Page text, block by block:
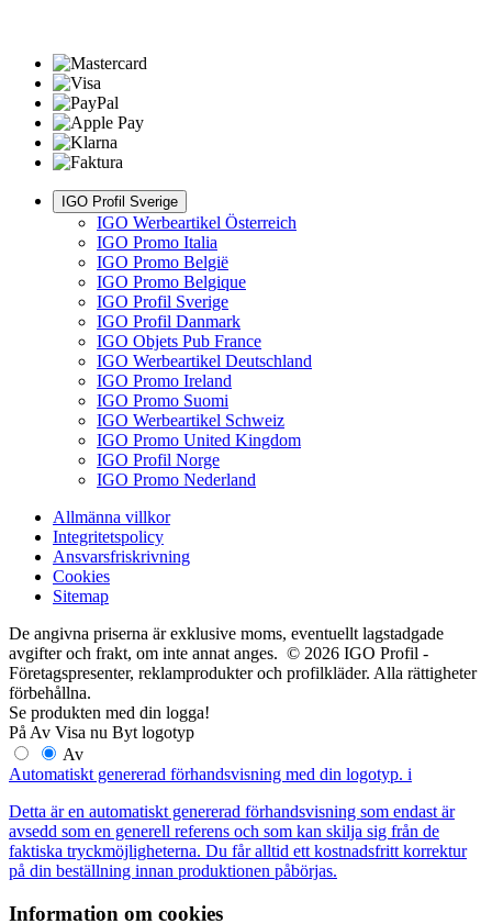
IGO Profil Sverige
IGO Werbeartikel Österreich
IGO Promo Italia
IGO Promo België
IGO Promo Belgique
IGO Profil Sverige
IGO Profil Danmark
IGO Objets Pub France
IGO Werbeartikel Deutschland
IGO Promo Ireland
IGO Promo Suomi
IGO Werbeartikel Schweiz
IGO Promo United Kingdom
IGO Profil Norge
IGO Promo Nederland
Allmänna villkor
Integritetspolicy
Ansvarsfriskrivning
Cookies
Sitemap
De angivna priserna är exklusive moms, eventuellt lagstadgade
avgifter och frakt, om inte annat anges. © 2026 IGO Profil -
Företagspresenter, reklamprodukter och profilkläder. Alla rättigheter
förbehållna.
Se produkten med din logga!
På Av Visa nu Byt logotyp
Av
Automatiskt genererad förhandsvisning med din logotyp. i
Detta är en automatiskt genererad förhandsvisning som endast är
avsedd som en generell referens och som kan skilja sig från de
faktiska tryckmöjligheterna. Du får alltid ett kostnadsfritt korrektur
på din beställning innan produktionen påbörjas.
Information om cookies